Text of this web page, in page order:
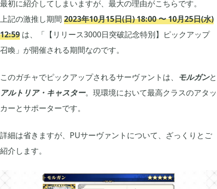
最初に紹介してしまいますが、最大の理由がこちらです。
上記の激推し期間 2023年10月15日(日) 18:00 〜 10月25日(水)
12:59 は、「【リリース3000日突破記念特別】ピックアップ
召喚」が開催される期間なのです。
このガチャでピックアップされるサーヴァントは、 モルガンと
アルトリア・キャスター。現環境において最高クラスのアタッ
カーとサポーターです。
詳細は省きますが、PUサーヴァントについて、ざっくりとご
紹介します。
買切ゲームアプリ 44
マイクラPE 1